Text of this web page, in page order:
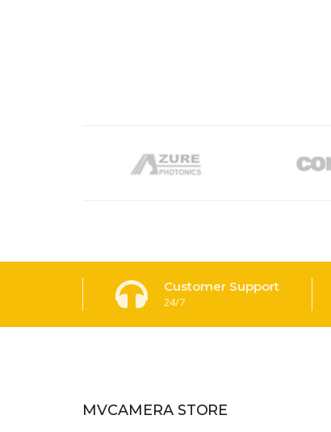
Customer Support
24/7
MVCAMERA STORE